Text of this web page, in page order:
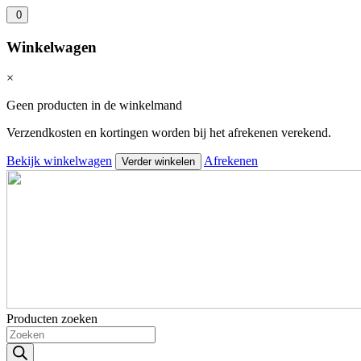
0
Winkelwagen
×
Geen producten in de winkelmand
Verzendkosten en kortingen worden bij het afrekenen verekend.
Bekijk winkelwagen Verder winkelen Afrekenen
Producten zoeken